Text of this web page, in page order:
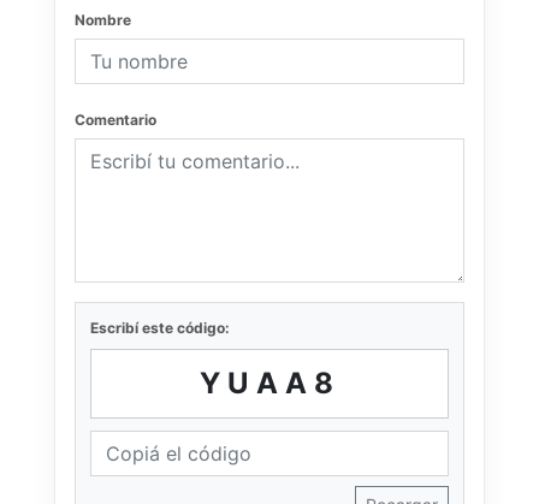
Nombre
Comentario
Escribí este código:
YUAA8